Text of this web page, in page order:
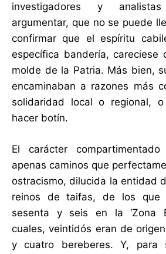
investigadores y
argumentar, que no se puede
confirmar que el espíritu
específica bandería, careciese
molde de la Patria. Más bien,
encaminaban a razones más
solidaridad local o regional,
hacer botín.
El carácter
apenas caminos que
ostracismo, dilucida la entidad
reinos de taifas, de los que
sesenta y seis en la ‘Zona
cuales, veintidós eran de
y cuatro bereberes. Y, para